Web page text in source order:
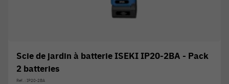
Scie de jardin à batterie ISEKI IP20-2BA - Pack
2 batteries
Réf. : IP20-2BA